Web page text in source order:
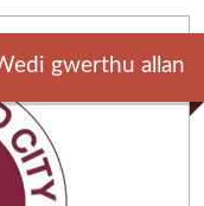
gwerthu allan